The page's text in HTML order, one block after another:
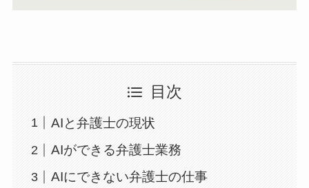
目次
AIと弁護士の現状
AIができる弁護士業務
AIにできない弁護士の仕事